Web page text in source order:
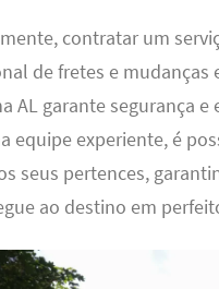
contratar um
de fretes e mudanças
AL garante segurança e
equipe experiente, é
seus pertences,
ao destino em